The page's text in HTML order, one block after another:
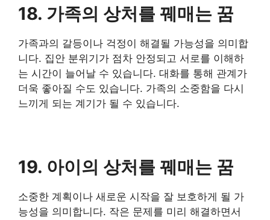
18. 가족의 상처를 꿰매는 꿈
가족과의 갈등이나 걱정이 해결될 가능성을 의미합
니다. 집안 분위기가 점차 안정되고 서로를 이해하
는 시간이 늘어날 수 있습니다. 대화를 통해 관계가
더욱 좋아질 수도 있습니다. 가족의 소중함을 다시
느끼게 되는 계기가 될 수 있습니다.
19. 아이의 상처를 꿰매는 꿈
소중한 계획이나 새로운 시작을 잘 보호하게 될 가
능성을 의미합니다. 작은 문제를 미리 해결하면서